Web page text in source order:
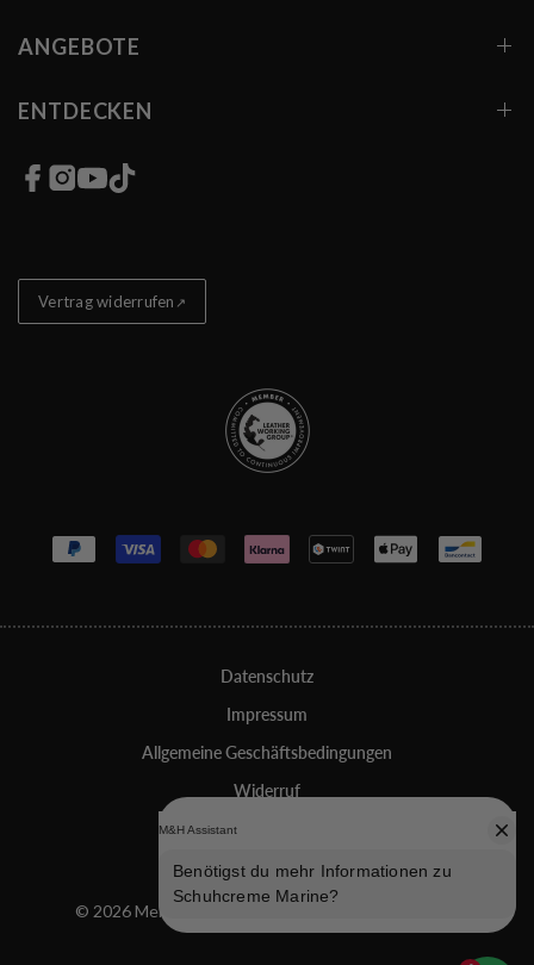
ANGEBOTE
ENTDECKEN
Links zu sozialen Netzwerken
Vertrag widerrufen
Zahlungsmethoden
Datenschutz
Impressum
Allgemeine Geschäftsbedingungen
Widerruf
Erklärung zur Barrierefreiheit
Datenschutz-Einstellungen
© 2026 Melvin & Hamilton, alle Rechte vorbehalten.